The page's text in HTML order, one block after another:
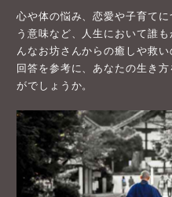
心や体の悩み、恋愛や子育て
う意味など、人生において誰
んなお坊さんからの癒しや救
回答を参考に、あなたの生き
がでしょうか。